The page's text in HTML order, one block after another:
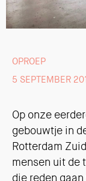
OPROEP
5 SEPTEMBER
Op onze
gebouwtje in
Rotterdam
mensen uit de
die reden